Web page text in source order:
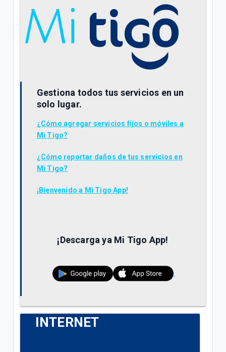
Gestiona todos tus servicios en un
solo lugar.
¿Cómo agregar servicios fijos o móviles a
Mi Tigo?
¿Cómo reportar daños de tus servicios en
Mi Tigo?
¡Bienvenido a Mi Tigo App!
¡Descarga ya Mi Tigo App!
INTERNET